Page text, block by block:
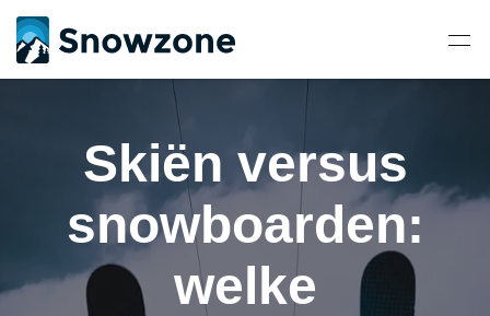
Skiën versus
snowboarden:
welke